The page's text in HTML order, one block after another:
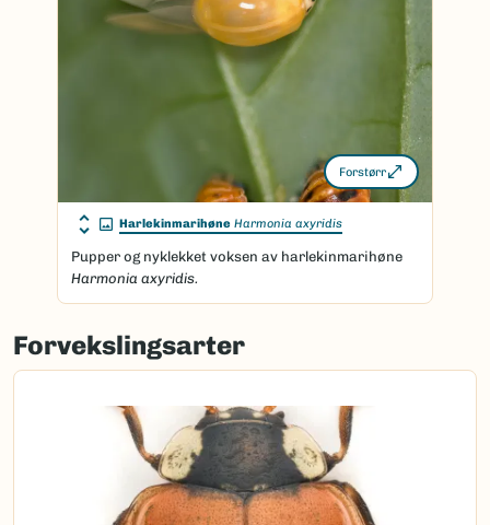
Forstørr
Harlekinmarihøne Harmonia axyridis
Pupper og nyklekket voksen av harlekinmarihøne
Harmonia axyridis.
Forvekslingsarter